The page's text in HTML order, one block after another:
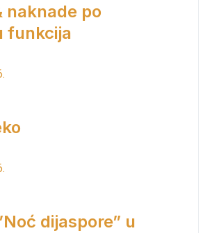
naknade po
funkcija
dijaspore” u